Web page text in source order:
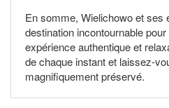
En somme, Wielichowo et ses
destination incontournable
expérience authentique et
de chaque instant et laissez-
magnifiquement préservé.